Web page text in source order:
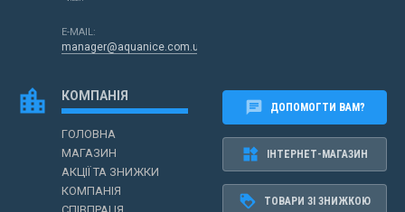
location_city КОМПАНІЯ
ГОЛОВНА
МАГАЗИН
АКЦІЇ ТА ЗНИЖКИ
КОМПАНІЯ
E-MAIL:
manager@aquanice.com.ua
chat ДОПОМОГТИ ВАМ?
widgets ІНТЕРНЕТ-МАГАЗИН
loyalty ТОВАРИ ЗІ ЗНИЖКОЮ